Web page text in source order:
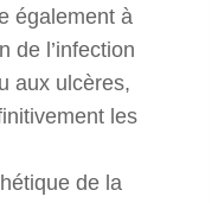
également à
de l’infection
aux ulcères,
les
de la